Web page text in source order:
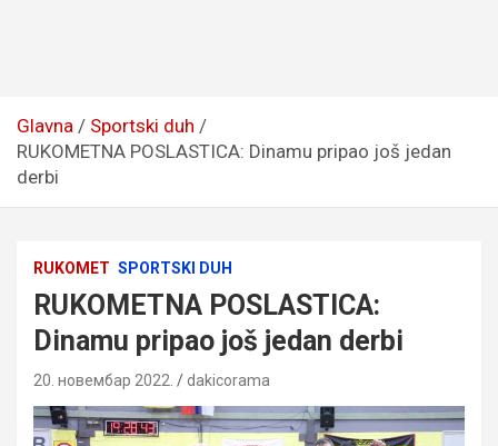
Glavna
Sportski duh
RUKOMETNA POSLASTICA: Dinamu pripao još jedan
derbi
RUKOMET SPORTSKI DUH
RUKOMETNA POSLASTICA:
Dinamu pripao još jedan derbi
20. новембар 2022. dakicorama